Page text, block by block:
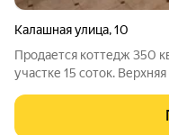
Калашная улица,10
Продается коттедж 350
участке 15 соток.
этажный, красный
Италия. Свежий ремонт.